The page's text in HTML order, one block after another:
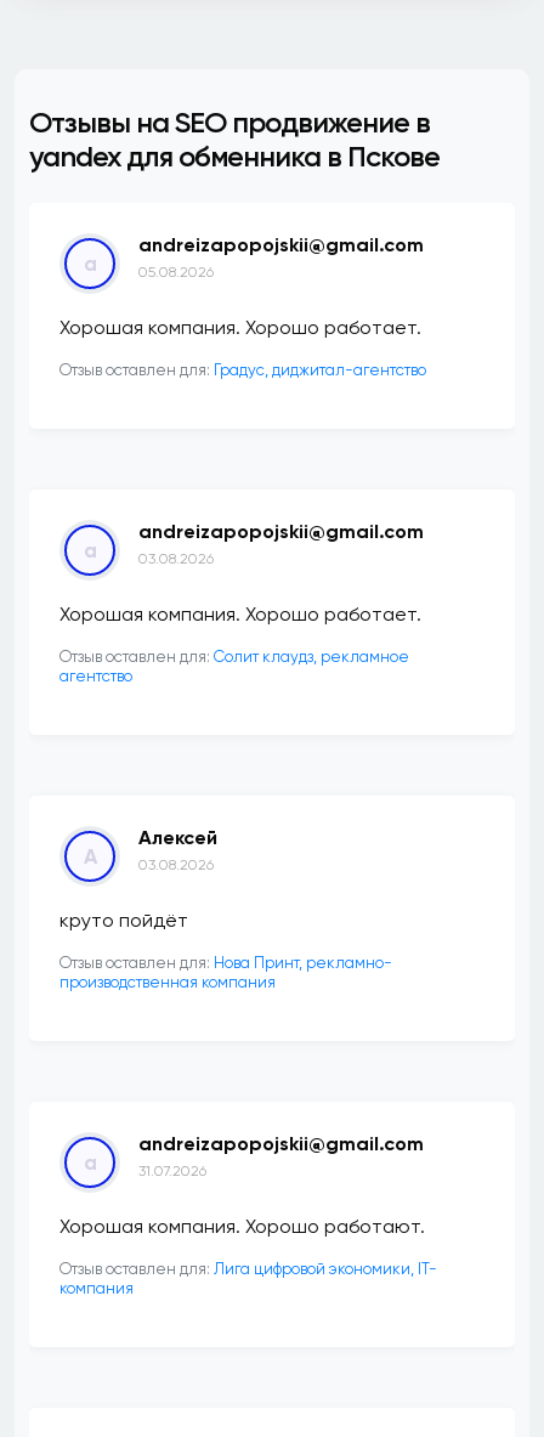
Отзывы на SEO продвижение в
yandex для обменника в Пскове
a
andreizapopojskii@gmail.com
05.08.2026
Хорошая компания. Хорошо работает.
Отзыв оставлен для: ​Градус, диджитал-агентство
a
andreizapopojskii@gmail.com
03.08.2026
Хорошая компания. Хорошо работает.
Отзыв оставлен для: Солит клаудз, рекламное
агентство
А
Алексей
03.08.2026
круто пойдёт
Отзыв оставлен для: Нова Принт, рекламно-
производственная компания
a
andreizapopojskii@gmail.com
31.07.2026
Хорошая компания. Хорошо работают.
Отзыв оставлен для: Лига цифровой экономики, IT-
компания